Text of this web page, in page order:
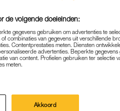
JOEP EN
TOCH NIET?
GEMIST
uit het zevende seizoen
de volgende doeleinden:
gegevens gebruiken om advertenties te
combinaties van gegevens uit verschillende
Contentprestaties meten. Diensten
advertenties. Beperkte
van content. Profielen gebruiken ter selectie
meten.
Akkoord